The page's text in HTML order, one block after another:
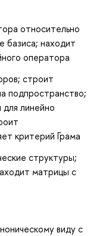
относительно
базиса; находит
оператора
строит
подпространство;
линейно
критерий Грама
структуры;
матрицы с
виду с